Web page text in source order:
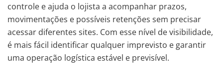
controle e ajuda o lojista a acompanhar prazos,
movimentações e possíveis retenções sem precisar
acessar diferentes sites. Com esse nível de visibilidade,
é mais fácil identificar qualquer imprevisto e garantir
uma operação logística estável e previsível.